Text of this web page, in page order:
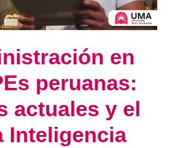
en
peruanas:
actuales y el
Inteligencia